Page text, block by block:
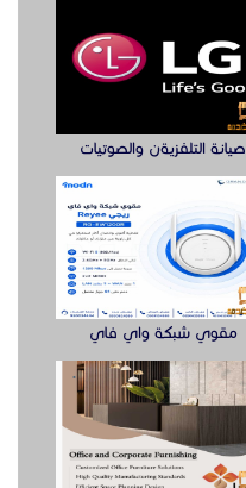
صيانة التلفزيةن والصوتيات
مقوي شبكة واي فاي